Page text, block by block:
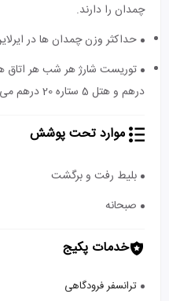
چمدان را دارند.
حداکثر وزن چمدان ها در
درهم و هتل 5 ستاره 20 درهم می باشد و به عهده مسافر است
موارد تحت پوشش
بلیط رفت و برگشت
صبحانه
خدمات پکیج
ترانسفر فرودگاهی